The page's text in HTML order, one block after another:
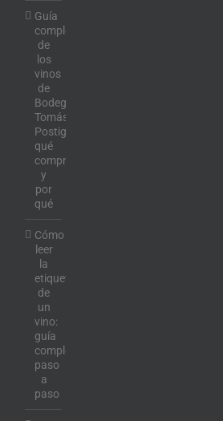
Guía
completa
de
los
vinos
de
Bodega
Tomás
Postigo:
qué
comprar
y
por
qué
Cómo
leer
la
etiqueta
de
un
vino:
guía
completa
paso
a
paso